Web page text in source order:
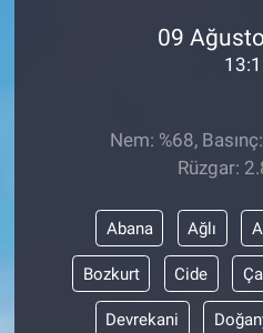
09
Nem: %68,
Rüzgar:
Abana Ağlı
Bozkurt Cide
Devrekani